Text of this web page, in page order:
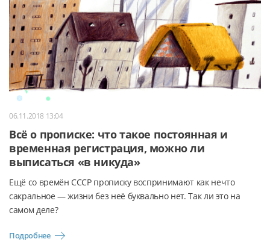
06.11.2018 13:04
Всё о прописке: что такое постоянная и
временная регистрация, можно ли
выписаться «в никуда»
Ещё со времён СССР прописку воспринимают как нечто
сакральное — жизни без неё буквально нет. Так ли это на
самом деле?
Подробнее